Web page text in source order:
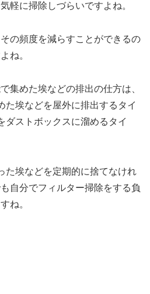
軽に掃除しづらいですよね。
の頻度を減らすことができるの
ね。
集めた埃などの排出の仕方は、
た埃などを屋外に排出するタイ
ダストボックスに溜めるタイ
た埃などを定期的に捨てなけれ
自分でフィルター掃除をする負
ね。